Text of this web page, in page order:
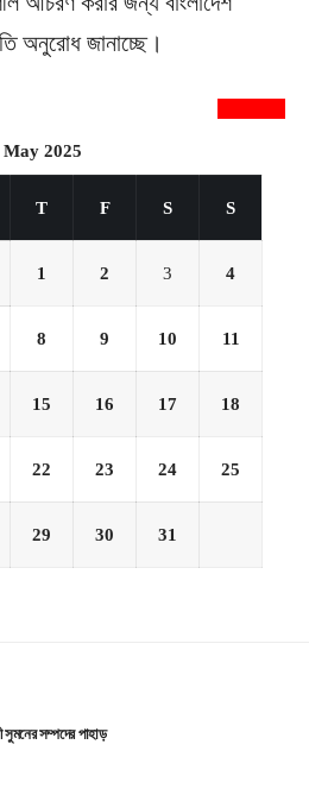
অনুরোধ জানাচ্ছে।
May 2025
T F S S
1 2 3 4
8 9 10 11
15 16 17 18
22 23 24 25
29 30 31
সম্পদের পাহাড়